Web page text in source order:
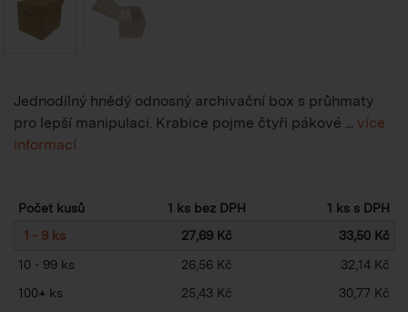
Jednodílný hnědý odnosný archivační box s průhmaty
pro lepší manipulaci. Krabice pojme čtyři pákové ... více
informací
Počet kusů 1 ks bez DPH
1 ks s DPH
1 - 9 ks
27,69 Kč
33,50 Kč
10 - 99 ks
26,56 Kč
32,14 Kč
100+ ks 25,43 Kč 30,77 Kč